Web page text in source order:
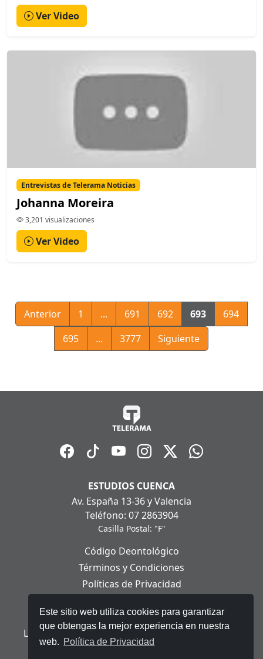
Este sitio web utiliza cookies para garantizar
que obtengas la mejor experiencia en nuestra
web. Política de Privacidad
Ver Video
Entrevistas de Telerama Noticias
Johanna Moreira
3,201 visualizaciones
Ver Video
Anterior 1 ... 691 692 693
694
695
... 3777 Siguiente
ESTUDIOS CUENCA
Av. España 13-36 y Valencia
Teléfono: 07 2863904
Casilla Postal: "F"
Código Deontológico
Términos y Condiciones
Políticas de Privacidad
Aviso Legal
Ley Orgánica de Protección de Datos Personales